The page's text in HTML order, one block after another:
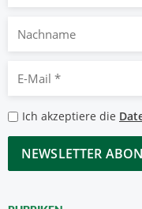
Nachname
Mail
*
*
Ich akzeptiere die
CAPTCHA